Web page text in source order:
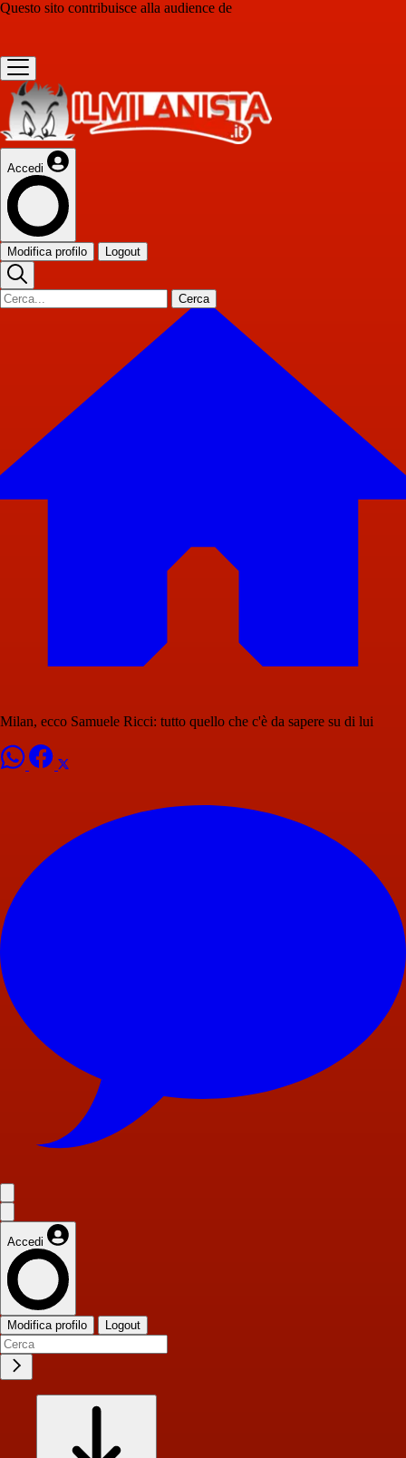
Questo sito contribuisce alla audience de
Accedi
Modifica profilo Logout
Cerca
Milan, ecco Samuele Ricci: tutto quello che c'è da sapere su di lui
Accedi
Modifica profilo Logout